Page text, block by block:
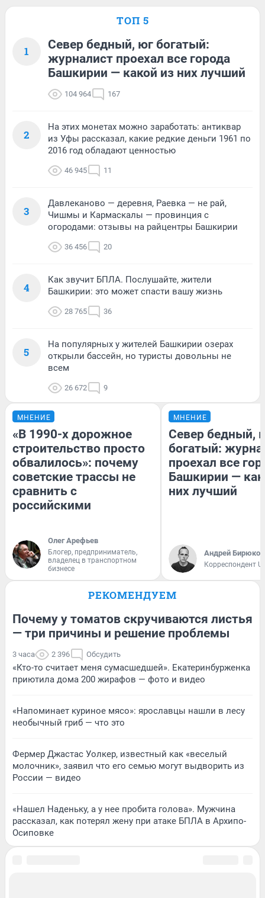
ТОП 5
1
Север бедный, юг богатый:
журналист проехал все города
Башкирии — какой из них лучший
104 964 167
2
На этих монетах можно заработать: антиквар
из Уфы рассказал, какие редкие деньги 1961 по
2016 год обладают ценностью
46 945 11
3
Давлеканово — деревня, Раевка — не рай,
Чишмы и Кармаскалы — провинция с
огородами: отзывы на райцентры Башкирии
36 456 20
4
Как звучит БПЛА. Послушайте, жители
Башкирии: это может спасти вашу жизнь
28 765 36
5
На популярных у жителей Башкирии озерах
открыли бассейн, но туристы довольны не
всем
26 672 9
МНЕНИЕ
«В 1990-х дорожное
строительство просто
обвалилось»: почему
советские трассы не
сравнить с
российскими
Олег Арефьев
Блогер, предприниматель,
владелец в транспортном
бизнесе
МНЕНИЕ
Север бедный,
богатый:
проехал все
Башкирии —
них лучший
Андрей Бирюков
Корреспондент
РЕКОМЕНДУЕМ
Почему у томатов скручиваются листья
— три причины и решение проблемы
3 часа 2 396 Обсудить
«Кто-то считает меня сумасшедшей». Екатеринбурженка
приютила дома 200 жирафов — фото и видео
«Напоминает куриное мясо»: ярославцы нашли в лесу
необычный гриб — что это
Фермер Джастас Уолкер, известный как «веселый
молочник», заявил что его семью могут выдворить из
России — видео
«Нашел Наденьку, а у нее пробита голова». Мужчина
рассказал, как потерял жену при атаке БПЛА в Архипо-
Осиповке